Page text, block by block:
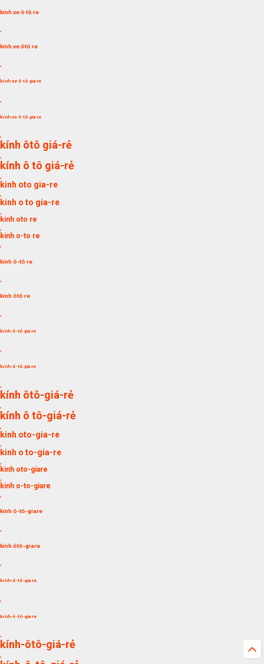
kính xe ô tô re
,
kính xe ôtô re
kính xe ô tô gia re
,
kính xe ô tô gia re
,
kính ôtô giá-rẻ
,
kính ô tô giá-rẻ
,
kinh oto gia-re
,
kinh o to gia-re
,
kinh oto re
,
kinh o-to re
,
kính ô-tô re
kính ôtô re
,
kính-ô-tô gia re
,
kính-ô-tô gia re
,
kính ôtô-giá-rẻ
,
kính ô tô-giá-rẻ
,
kinh oto-gia-re
,
kinh o to-gia-re
,
kinh oto-giare
,
kinh o-to-giare
,
kính ô-tô-giare
,
kính ôtô-giare
,
kính-ô-tô-gia re
kính-ô-tô-gia re
,
kính-ôtô-giá-rẻ
,